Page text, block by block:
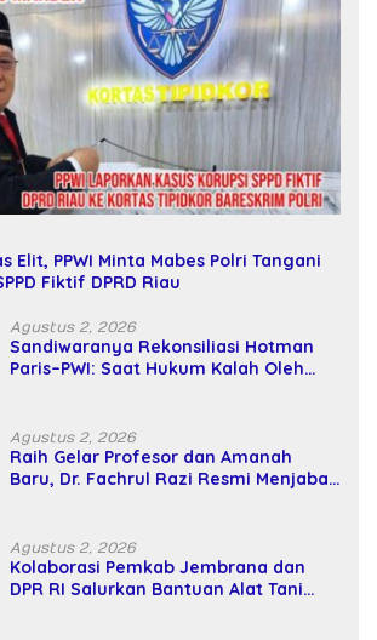
Elit, PPWI Minta Mabes Polri Tangani
Fiktif DPRD Riau
Agustus 2, 2026
Sandiwaranya Rekonsiliasi Hotman
Paris–PWI: Saat Hukum Kalah Oleh
Agustus 2, 2026
Raih Gelar Profesor dan Amanah
Baru, Dr. Fachrul Razi Resmi Menjabat
Agustus 2, 2026
Kolaborasi Pemkab Jembrana dan
DPR RI Salurkan Bantuan Alat Tani